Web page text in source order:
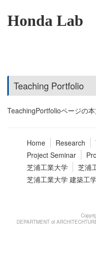
Honda Lab
Teaching Portfolio
TeachingPortfolioページの
Home Research
Project Seminar
芝浦工業大学
芝浦
芝浦工業大学 建築工
DEPARTMENT of